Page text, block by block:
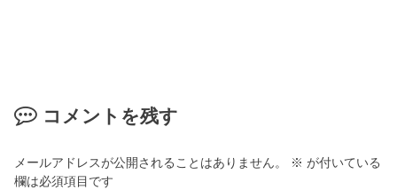
コメントを残す
メールアドレスが公開されることはありません。 ※ が付いている
欄は必須項目です